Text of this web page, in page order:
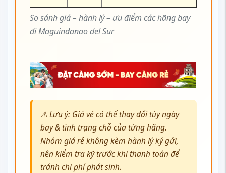
So sánh giá – hành lý – ưu điểm các hãng bay
đi Maguindanao del Sur
⚠️ Lưu ý: Giá vé có thể thay đổi tùy ngày
bay & tình trạng chỗ của từng hãng.
Nhóm giá rẻ không kèm hành lý ký gửi,
nên kiểm tra kỹ trước khi thanh toán để
tránh chi phí phát sinh.